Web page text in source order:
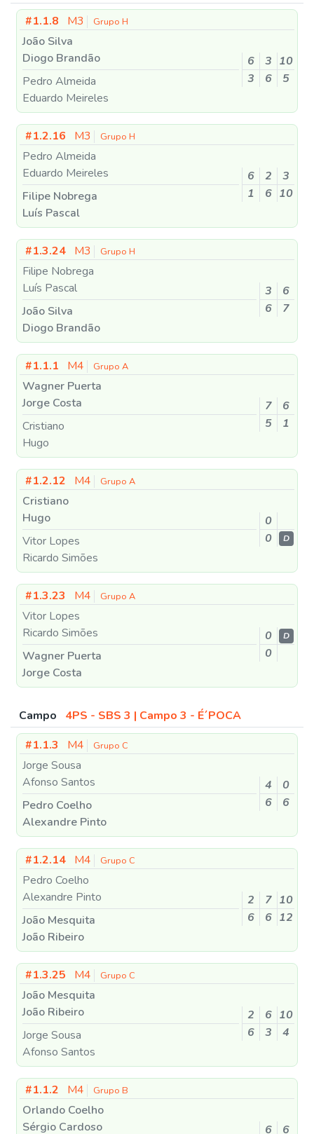
#1.1.8
M3 Grupo H
João Silva
Diogo Brandão
Pedro Almeida
Eduardo Meireles
6 3 10
3
6 5
#1.2.16 M3 Grupo H
Pedro Almeida
Eduardo Meireles
Filipe Nobrega
Luís Pascal
6 2
3
1
6 10
#1.3.24 M3 Grupo H
Filipe Nobrega
Luís Pascal
João Silva
Diogo Brandão
3
6
6
7
#1.1.1 M4 Grupo A
Wagner Puerta
Jorge Costa
Cristiano
Hugo
7
6
5
1
#1.2.12 M4 Grupo A
Cristiano
Hugo
Vitor Lopes
Ricardo Simões
0
0
D
#1.3.23 M4 Grupo A
Vitor Lopes
Ricardo Simões
Wagner Puerta
Jorge Costa
0 D
0
Campo
4PS - SBS 3 | Campo 3 - É´POCA
#1.1.3
M4 Grupo C
Jorge Sousa
Afonso Santos
Pedro Coelho
Alexandre Pinto
4
0
6
6
#1.2.14 M4 Grupo C
Pedro Coelho
Alexandre Pinto
João Mesquita
João Ribeiro
2 7 10
6
6 12
#1.3.25 M4 Grupo C
João Mesquita
João Ribeiro
Jorge Sousa
Afonso Santos
2 6 10
6
3 4
#1.1.2 M4 Grupo B
Orlando Coelho
Sérgio Cardoso
6 6